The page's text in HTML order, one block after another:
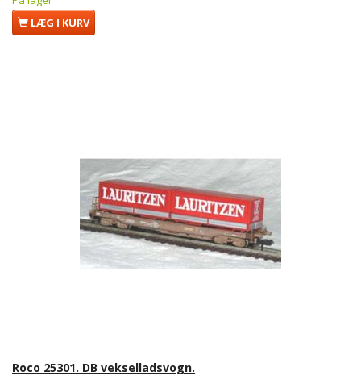
LÆG I KURV
Roco 25301. DB vekselladsvogn.